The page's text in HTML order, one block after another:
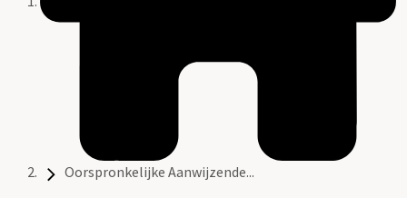
Oorspronkelijke Aanwijzende...